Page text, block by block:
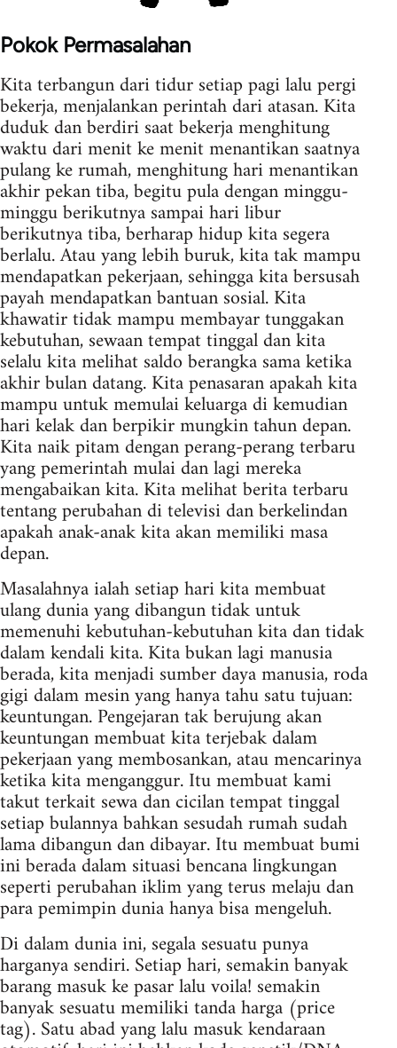
Pokok Permasalahan
Kita terbangun dari tidur setiap pagi lalu pergi
bekerja, menjalankan perintah dari atasan. Kita
duduk dan berdiri saat bekerja menghitung
waktu dari menit ke menit menantikan saatnya
pulang ke rumah, menghitung hari menantikan
akhir pekan tiba, begitu pula dengan minggu-
minggu berikutnya sampai hari libur
berikutnya tiba, berharap hidup kita segera
berlalu. Atau yang lebih buruk, kita tak mampu
mendapatkan pekerjaan, sehingga kita bersusah
payah mendapatkan bantuan sosial. Kita
khawatir tidak mampu membayar tunggakan
kebutuhan, sewaan tempat tinggal dan kita
selalu kita melihat saldo berangka sama ketika
akhir bulan datang. Kita penasaran apakah kita
mampu untuk memulai keluarga di kemudian
hari kelak dan berpikir mungkin tahun depan.
Kita naik pitam dengan perang-perang terbaru
yang pemerintah mulai dan lagi mereka
mengabaikan kita. Kita melihat berita terbaru
tentang perubahan di televisi dan berkelindan
apakah anak-anak kita akan memiliki masa
depan.
Masalahnya ialah setiap hari kita membuat
ulang dunia yang dibangun tidak untuk
memenuhi kebutuhan-kebutuhan kita dan tidak
dalam kendali kita. Kita bukan lagi manusia
berada, kita menjadi sumber daya manusia, roda
gigi dalam mesin yang hanya tahu satu tujuan:
keuntungan. Pengejaran tak berujung akan
keuntungan membuat kita terjebak dalam
pekerjaan yang membosankan, atau mencarinya
ketika kita menganggur. Itu membuat kami
takut terkait sewa dan cicilan tempat tinggal
setiap bulannya bahkan sesudah rumah sudah
lama dibangun dan dibayar. Itu membuat bumi
ini berada dalam situasi bencana lingkungan
seperti perubahan iklim yang terus melaju dan
para pemimpin dunia hanya bisa mengeluh.
Di dalam dunia ini, segala sesuatu punya
harganya sendiri. Setiap hari, semakin banyak
barang masuk ke pasar lalu voila! semakin
banyak sesuatu memiliki tanda harga (price
tag). Satu abad yang lalu masuk kendaraan